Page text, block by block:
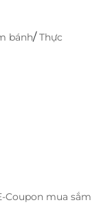
bánh/Thực
Coupon mua sắm